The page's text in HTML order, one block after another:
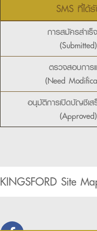
SMS ที่ได้
การสมัครสำเร็
(Submitted)
ตรวจสอบการ
(Need
อนุมัติการเปิดบัญชีเ
(Approved)
KINGSFORD Site